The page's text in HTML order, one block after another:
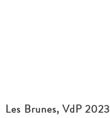
Les Brunes, VdP 2023